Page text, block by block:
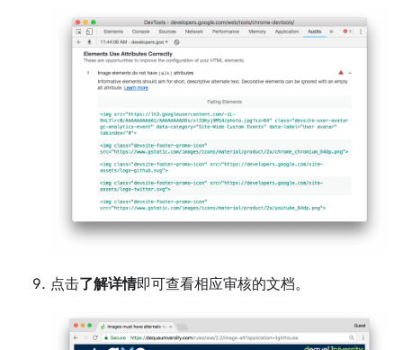
点击了解详情即可查看相应审核的文档。